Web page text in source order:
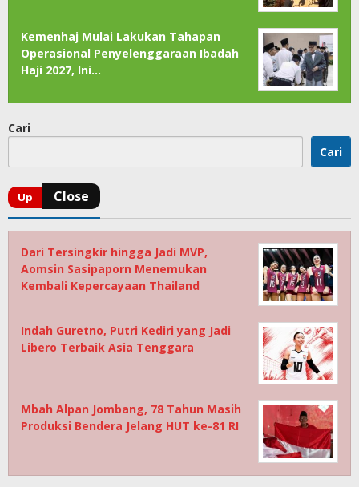
Kemenhaj Mulai Lakukan Tahapan
Operasional Penyelenggaraan Ibadah
Haji 2027, Ini…
Cari
Cari
Dari Tersingkir hingga Jadi MVP,
Aomsin Sasipaporn Menemukan
Kembali Kepercayaan Thailand
Indah Guretno, Putri Kediri yang Jadi
Libero Terbaik Asia Tenggara
Mbah Alpan Jombang, 78 Tahun Masih
Produksi Bendera Jelang HUT ke-81 RI